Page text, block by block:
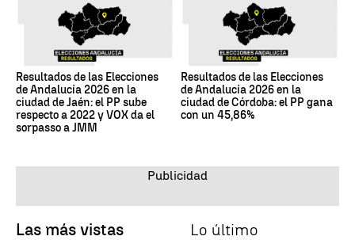
Resultados de las Elecciones
de Andalucía 2026 en la
ciudad de Jaén: el PP sube
respecto a 2022 y VOX da el
sorpasso a JMM
Resultados de las Elecciones
de Andalucía 2026 en la
ciudad de Córdoba: el PP gana
con un 45,86%
Las más vistas Lo último